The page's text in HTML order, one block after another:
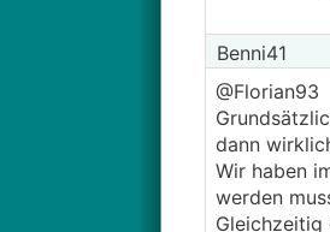
Vorallem
von
eine
Benni41
@Florian93
dann
Wir haben
werden
Gleichzeitig